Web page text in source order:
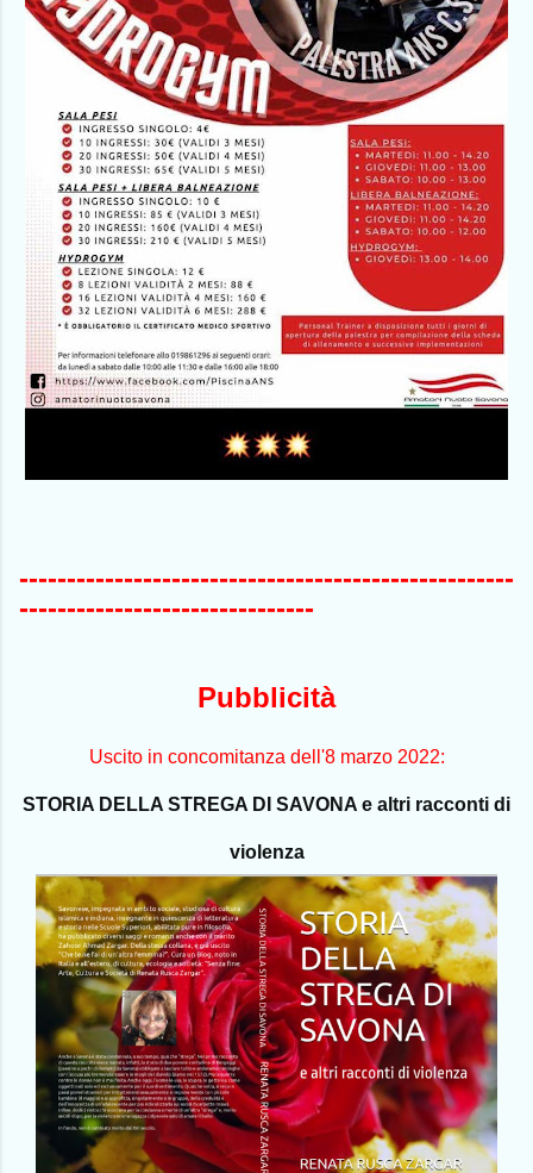
----------------------------------------------------
-------------------------------
Pubblicità
Uscito in concomitanza dell'8 marzo 2022:
STORIA DELLA STREGA DI SAVONA e altri racconti di
violenza